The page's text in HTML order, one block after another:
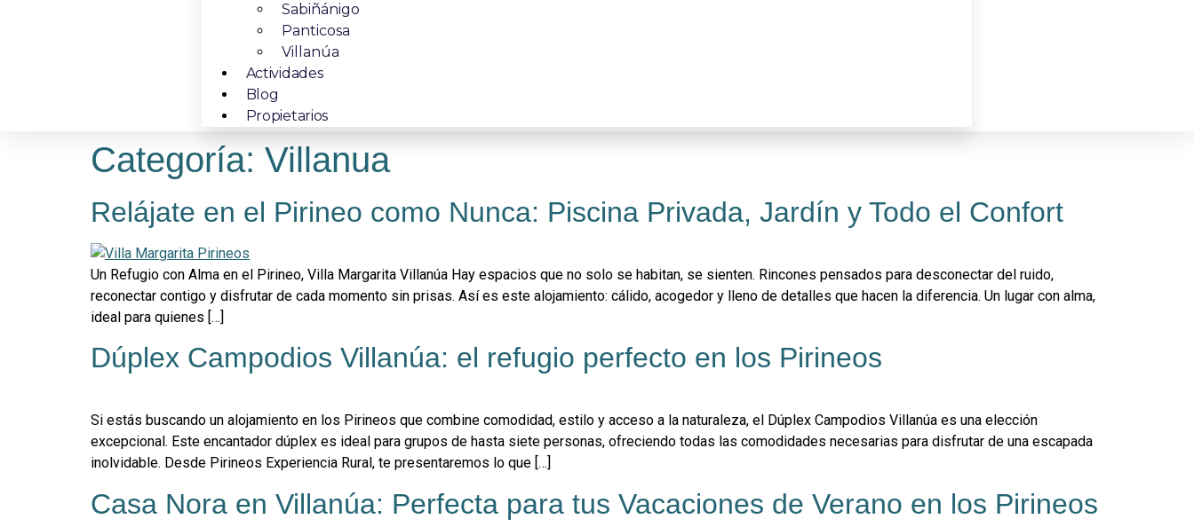
Sabiñánigo
Panticosa
Villanúa
Actividades
Blog
Propietarios
Categoría: Villanua
Relájate en el Pirineo como Nunca: Piscina Privada, Jardín y Todo el Confort
Un Refugio con Alma en el Pirineo, Villa Margarita Villanúa Hay espacios que no solo se habitan, se sienten. Rincones pensados para desconectar del ruido,
reconectar contigo y disfrutar de cada momento sin prisas. Así es este alojamiento: cálido, acogedor y lleno de detalles que hacen la diferencia. Un lugar con alma,
ideal para quienes […]
Dúplex Campodios Villanúa: el refugio perfecto en los Pirineos
Si estás buscando un alojamiento en los Pirineos que combine comodidad, estilo y acceso a la naturaleza, el Dúplex Campodios Villanúa es una elección
excepcional. Este encantador dúplex es ideal para grupos de hasta siete personas, ofreciendo todas las comodidades necesarias para disfrutar de una escapada
inolvidable. Desde Pirineos Experiencia Rural, te presentaremos lo que […]
Casa Nora en Villanúa: Perfecta para tus Vacaciones de Verano en los Pirineos